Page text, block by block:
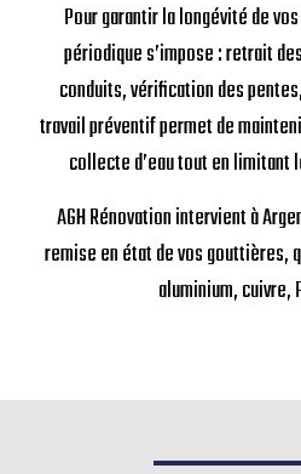
Pour garantir la longévité de
périodique s’impose : retrait
conduits, vérification des
travail préventif permet de
collecte d’eau tout en limitant
AGH Rénovation intervient à
remise en état de vos gouttières,
aluminium, cuivre,